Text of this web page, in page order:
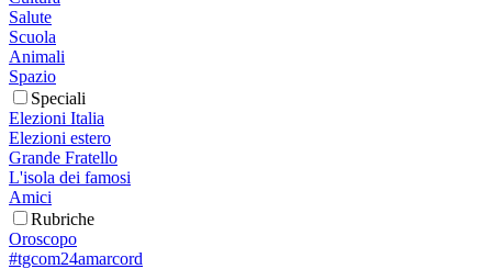
Salute
Scuola
Animali
Spazio
Speciali
Elezioni Italia
Elezioni estero
Grande Fratello
L'isola dei famosi
Amici
Rubriche
Oroscopo
#tgcom24amarcord